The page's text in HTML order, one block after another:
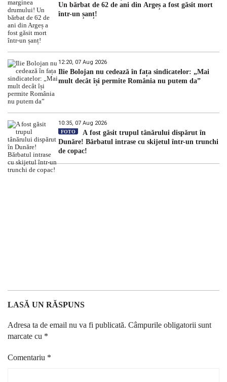
Un bărbat de 62 de ani din Argeș a fost găsit mort
într-un șanț!
12:20, 07 Aug 2026
Ilie Bolojan nu cedează în fața sindicatelor: „Mai
mult decât își permite România nu putem da”
10:35, 07 Aug 2026
FOTO
A fost găsit trupul tânărului dispărut în
Dunăre! Bărbatul intrase cu skijetul într-un trunchi
de copac!
LASĂ UN RĂSPUNS
Adresa ta de email nu va fi publicată. Câmpurile obligatorii sunt
marcate cu *
Comentariu *